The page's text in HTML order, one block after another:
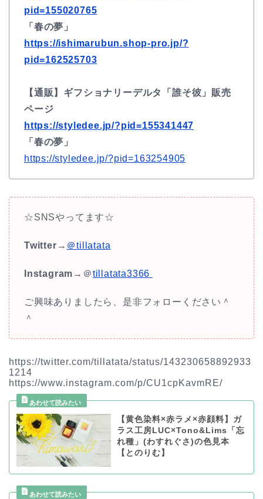
pid=155020765
「春の夢」
https://ishimarubun.shop-pro.jp/?
pid=162525703
【通販】ギフショナリーデルタ「誰そ彼」販売
ページ
https://styledee.jp/?pid=155341447
「春の夢」
https://styledee.jp/?pid=163254905
☆SNSやってます☆
Twitter → ＠tillatata
Instagram →＠tillatata3366
ご興味ありましたら、是非フォローください＾
＾
https://twitter.com/tillatata/status/143230658892933
1214
https://www.instagram.com/p/CU1cpKavmRE/
【黄色染料×赤ラメ×赤顔料】ガ
ラス工房LUC×Tono&Lims「忘
れ種」(わすれぐさ)の色見本
【とのりむ】